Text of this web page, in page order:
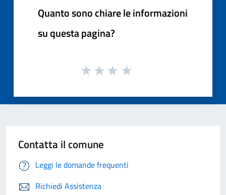
Quanto sono chiare le informazioni
su questa pagina?
Contatta il comune
Leggi le domande frequenti
Richiedi Assistenza